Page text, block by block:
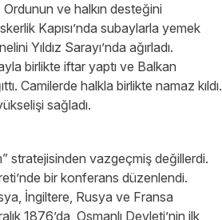
ve halkın desteğini
Kapısı’nda subaylarla yemek
Yıldız Sarayı’nda ağırladı.
birlikte iftar yaptı ve Balkan
Camilerde halkla birlikte namaz kıldı.
sağladı.
stratejisinden vazgeçmiş değillerdi.
bir konferans düzenlendi.
İngiltere, Rusya ve Fransa
1876’da, Osmanlı Devleti’nin ilk